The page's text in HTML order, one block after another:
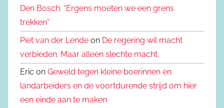
Den Bosch. “Ergens moeten we een grens
trekken”
Piet van der Lende on De regering wil macht
verbieden. Maar alleen slechte macht.
Eric on Geweld tegen kleine boerinnen en
landarbeiders en de voortdurende strijd om hier
een einde aan te maken